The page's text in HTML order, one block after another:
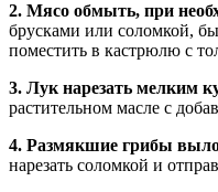
2. Мясо обмыть, при
брусками или соломкой,
поместить в кастрюлю с
3. Лук нарезать мелким
растительном масле с
4. Размякшие грибы
нарезать соломкой и